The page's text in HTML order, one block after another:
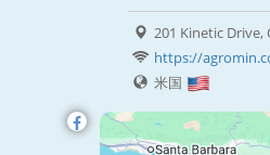
201 Kinetic Drive,
https://
米国